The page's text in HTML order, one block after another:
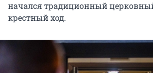
начался традиционный
крестный ход.